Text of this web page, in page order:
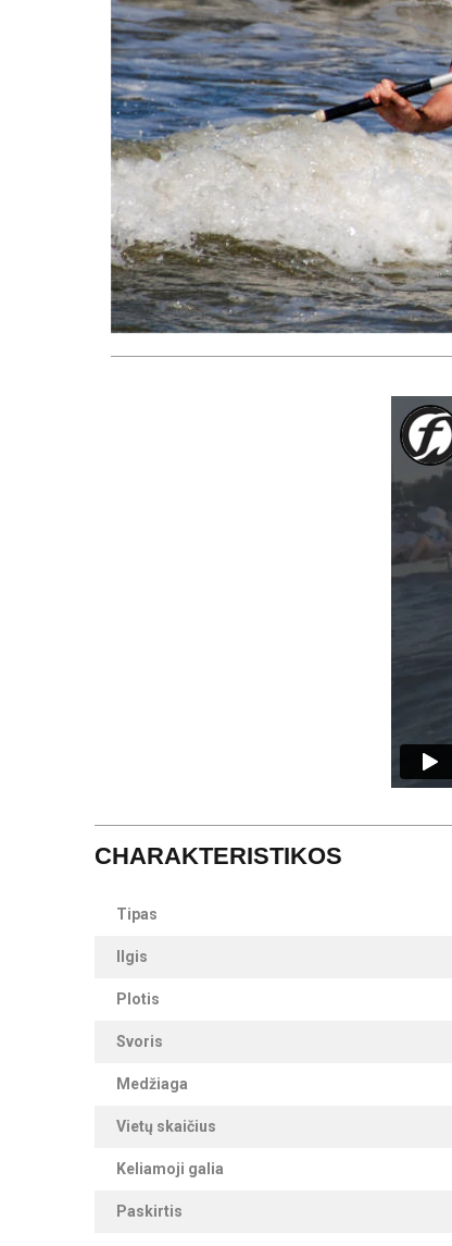
CHARAKTERISTIKOS
Tipas
Ilgis
Plotis
Svoris
Medžiaga
Vietų skaičius
Keliamoji galia
Paskirtis